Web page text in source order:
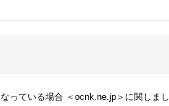
っている場合 ＜ocnk.ne.jp＞に関しまし